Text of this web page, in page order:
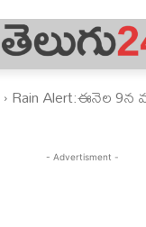
Rain Alert:ఈనెల
- Advertisment -